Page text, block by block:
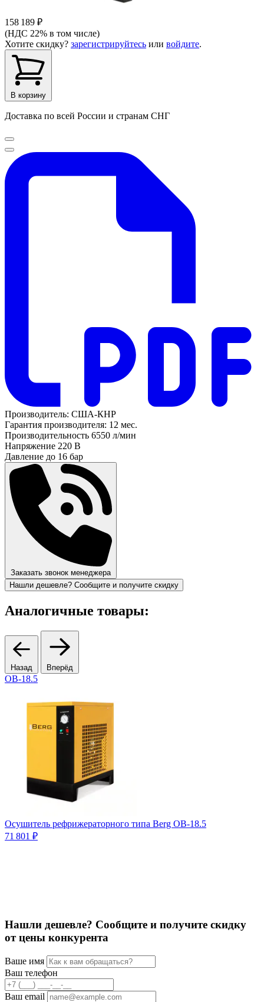
158 189 ₽
(НДС 22% в том числе)
Хотите скидку? зарегистрируйтесь или войдите.
В корзину
Доставка по всей России и странам СНГ
Производитель: США-КНР
Гарантия производителя: 12 мес.
Производительность 6550 л/мин
Напряжение 220 В
Давление до 16 бар
Заказать звонок менеджера
Нашли дешевле? Сообщите и получите скидку
Аналогичные товары:
Назад Вперёд
OB-18.5
Осушитель рефрижераторного типа Berg OB-18.5
71 801 ₽
Нашли дешевле? Сообщите и получите скидку
от цены конкурента
Ваше имя
Ваш телефон
Ваш email